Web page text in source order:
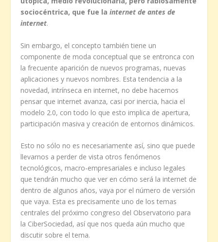
sociocéntrica, que fue lainternet de antes de
internet.
Sin embargo, el concepto también tiene un
componente de moda conceptual que se entronca con
la frecuente aparición de nuevos programas, nuevas
aplicaciones y nuevos nombres. Esta tendencia a la
novedad, intrínseca en internet, no debe hacernos
pensar que internet avanza, casi por inercia, hacia el
modelo 2.0, con todo lo que esto implica de apertura,
participación masiva y creación de entornos dinámicos.
Esto no sólo no es necesariamente así, sino que puede
llevarnos a perder de vista otros fenómenos
tecnológicos, macro-empresariales e incluso legales
que tendrán mucho que ver en cómo será la internet de
dentro de algunos años, vaya por el número de versión
que vaya. Esta es precisamente uno de los temas
centrales del próximo congreso del Observatorio para
la CiberSociedad, así que nos queda aún mucho que
discutir sobre el tema.